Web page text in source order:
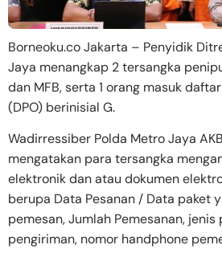
Borneoku.co Jakarta – Penyidik
Jaya menangkap 2 tersangka
dan MFB, serta 1 orang masuk
(DPO) berinisial G.
Wadirressiber Polda Metro Jaya
mengatakan para tersangka
elektronik dan atau dokumen
berupa Data Pesanan / Data paket
pemesan, Jumlah Pemesanan,
pengiriman, nomor handphone